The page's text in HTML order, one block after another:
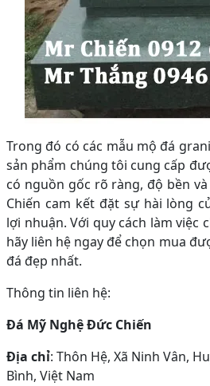
Trong đó có các mẫu mộ đá
sản phẩm chúng tôi cung cấp
có nguồn gốc rõ ràng, độ bền
Chiến cam kết đặt sự hài lòng
lợi nhuận. Với quy cách làm việc
hãy liên hệ ngay để chọn mua
đá đẹp nhất.
Thông tin liên hệ:
Đá Mỹ Nghệ Đức Chiến
Địa chỉ: Thôn Hệ, Xã Ninh Vân,
Bình, Việt Nam